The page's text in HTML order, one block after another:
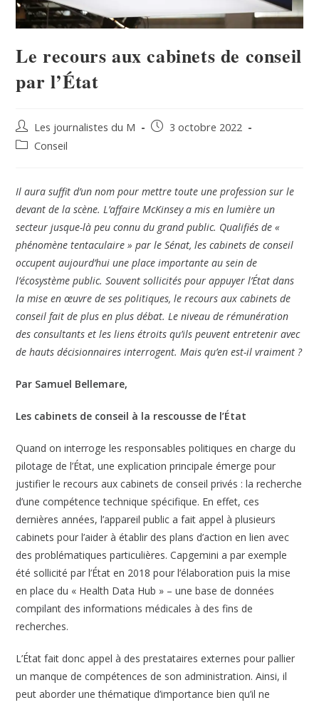
Le recours aux cabinets de conseil
par l’État
Les journalistes du M
3 octobre 2022
Conseil
Il aura suffit d’un nom pour mettre toute une profession sur le
devant de la scène. L’affaire McKinsey a mis en lumière un
secteur jusque-là peu connu du grand public. Qualifiés de «
phénomène tentaculaire » par le Sénat, les cabinets de conseil
occupent aujourd’hui une place importante au sein de
l’écosystème public. Souvent sollicités pour appuyer l’État dans
la mise en œuvre de ses politiques, le recours aux cabinets de
conseil fait de plus en plus débat. Le niveau de rémunération
des consultants et les liens étroits qu’ils peuvent entretenir avec
de hauts décisionnaires interrogent. Mais qu’en est-il vraiment ?
Par Samuel Bellemare,
Les cabinets de conseil à la rescousse de l’État
Quand on interroge les responsables politiques en charge du
pilotage de l’État, une explication principale émerge pour
justifier le recours aux cabinets de conseil privés : la recherche
d’une compétence technique spécifique. En effet, ces
dernières années, l’appareil public a fait appel à plusieurs
cabinets pour l’aider à établir des plans d’action en lien avec
des problématiques particulières. Capgemini a par exemple
été sollicité par l’État en 2018 pour l’élaboration puis la mise
en place du « Health Data Hub » – une base de données
compilant des informations médicales à des fins de
recherches.
L’État fait donc appel à des prestataires externes pour pallier
un manque de compétences de son administration. Ainsi, il
peut aborder une thématique d’importance bien qu’il ne